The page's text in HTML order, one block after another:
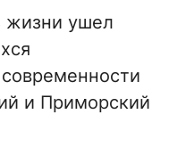
жизни ушел
и Приморский